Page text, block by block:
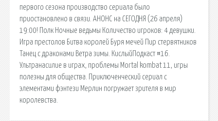
первого сезона производство сериала было
приостановлено в связи. АНОНС на СЕГОДНЯ (26 апреля)
19:00! Полк Ночные ведьмы Количество игроков: 4 девушки.
Игра престолов Битва королей Буря мечей Пир стервятников
Танец с драконами Ветра зимы. КислыйПодкаст #16.
Ультранасилие в играх, проблемы Mortal kombat 11, игры
полезны для общества. Приключенческий сериал с
элементами фэнтези Мерлин погружает зрителя в мир
королевства.